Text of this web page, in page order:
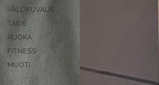
VALOKUVAUS
TAIDE
RUOKA
FITNESS
MUOTI